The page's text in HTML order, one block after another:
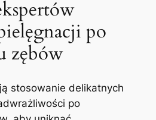
po
zębów
stosowanie delikatnych
po